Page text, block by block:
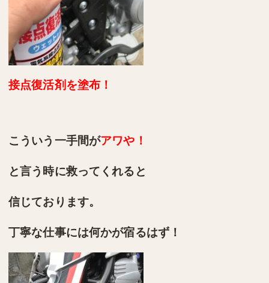
接点復活剤を塗布！
こういう一手間がアワや！
と言う時に救ってくれると
信じております。
丁寧な仕事には何かが宿るはず！